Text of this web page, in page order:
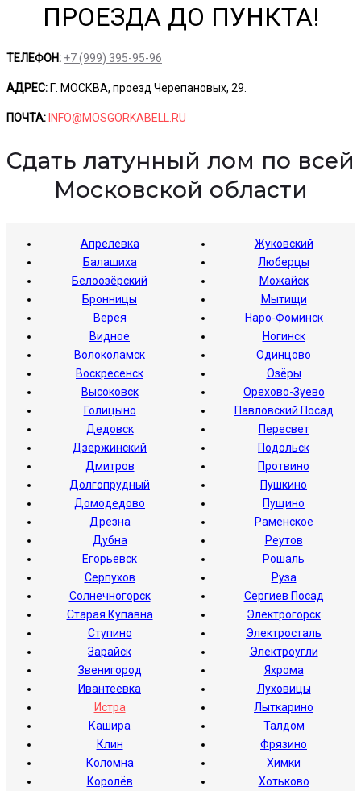
ПРОЕЗДА ДО ПУНКТА!
ТЕЛЕФОН: +7 (999) 395-95-96
АДРЕС: Г. МОСКВА, проезд Черепановых, 29.
ПОЧТА: INFO@MOSGORKABELL.RU
Сдать латунный лом по всей
Московской области
Апрелевка
Балашиха
Белоозёрский
Бронницы
Верея
Видное
Волоколамск
Воскресенск
Высоковск
Голицыно
Дедовск
Дзержинский
Дмитров
Долгопрудный
Домодедово
Дрезна
Дубна
Егорьевск
Серпухов
Солнечногорск
Старая Купавна
Ступино
Зарайск
Звенигород
Ивантеевка
Истра
Кашира
Клин
Коломна
Королёв
Жуковский
Люберцы
Можайск
Мытищи
Наро-Фоминск
Ногинск
Одинцово
Озёры
Орехово-Зуево
Павловский Посад
Пересвет
Подольск
Протвино
Пушкино
Пущино
Раменское
Реутов
Рошаль
Руза
Сергиев Посад
Электрогорск
Электросталь
Электроугли
Яхрома
Луховицы
Лыткарино
Талдом
Фрязино
Химки
Хотьково